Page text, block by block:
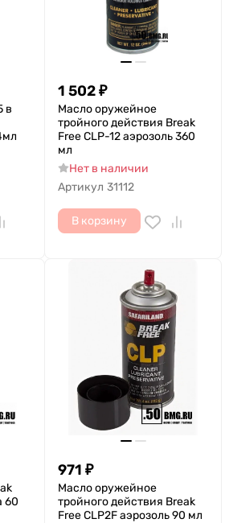
в
1 502₽
Масло оружейное
тройного действия Break
Free CLP-12 аэрозоль 360
мл
Нет в наличии
Артикул 31112
В корзину
60
971 ₽
Масло оружейное
тройного действия Break
Free CLP2F аэрозоль 90 мл